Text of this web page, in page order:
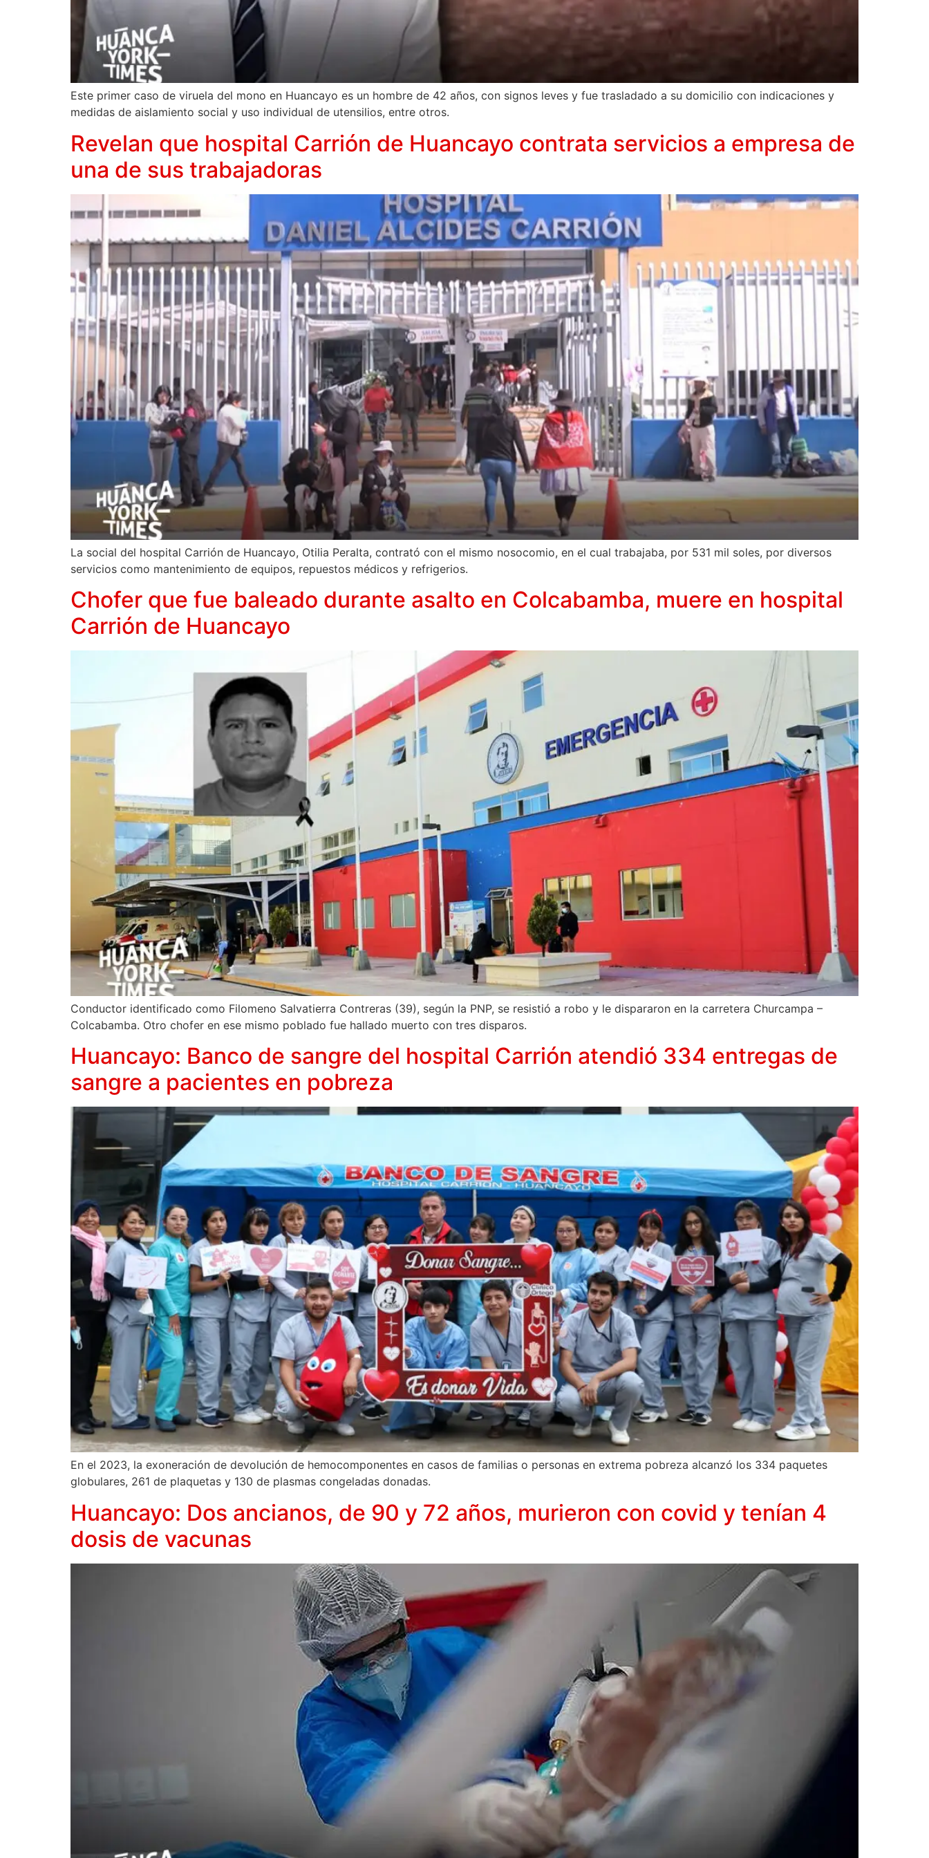
Este primer caso de viruela del mono en Huancayo es un hombre de 42 años, con signos leves y fue trasladado a su domicilio con indicaciones y
medidas de aislamiento social y uso individual de utensilios, entre otros.
Revelan que hospital Carrión de Huancayo contrata servicios a empresa de
una de sus trabajadoras
La social del hospital Carrión de Huancayo, Otilia Peralta, contrató con el mismo nosocomio, en el cual trabajaba, por 531 mil soles, por diversos
servicios como mantenimiento de equipos, repuestos médicos y refrigerios.
Chofer que fue baleado durante asalto en Colcabamba, muere en hospital
Carrión de Huancayo
Conductor identificado como Filomeno Salvatierra Contreras (39), según la PNP, se resistió a robo y le dispararon en la carretera Churcampa –
Colcabamba. Otro chofer en ese mismo poblado fue hallado muerto con tres disparos.
Huancayo: Banco de sangre del hospital Carrión atendió 334 entregas de
sangre a pacientes en pobreza
En el 2023, la exoneración de devolución de hemocomponentes en casos de familias o personas en extrema pobreza alcanzó los 334 paquetes
globulares, 261 de plaquetas y 130 de plasmas congeladas donadas.
Huancayo: Dos ancianos, de 90 y 72 años, murieron con covid y tenían 4
dosis de vacunas